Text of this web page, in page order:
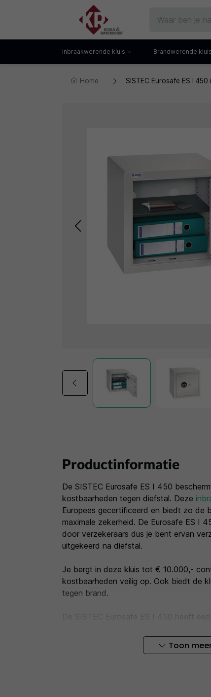
Inbraakwerende kluis
Gecertificeerde kluis
Brandwerende kluis
Home SISTEC Eurosafe ES I
Productinformatie
De SISTEC Eurosafe ES I 450
kostbaarheden tegen diefstal. Deze
Europees gecertificeerd en biedt zo de
maximale zekerheid. De Eurosafe ES I
door verzekeraars dus je bent ervan
uitgekeerd na diefstal.
Je bergt in deze kluis tot € 10.000,-
kostbaarheden veilig op. Ook biedt de
tegen brand.
De SISTEC Eurosafe ES I 450 heeft
elektronische codeslot? Met de
je een mastercode en gebruikerscode
Toon